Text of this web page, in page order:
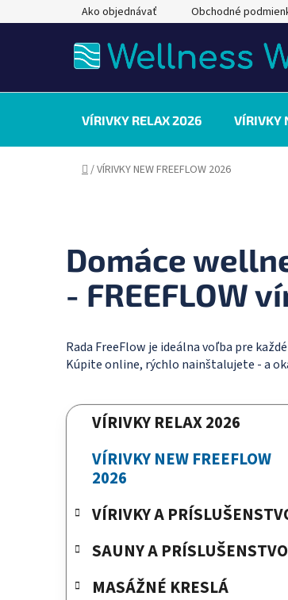
na
Ako objednávať Obchodné
VÍRIVKY RELAX 2026 VÍRIVKY
Domov
/VÍRIVKY NEW FREEFLOW 2026
Domáce
- FREEFLOW
Rada FreeFlow je ideálna voľba pre
Kúpite online, rýchlo nainštalujete - a
B
p
n
e
Preskočiť
kategórie
K
r
e
VÍRIVKY RELAX 2026
VÍRIVKY NEW FREEFLOW
2026
VÍRIVKY A
SAUNY A PRÍSLUŠENSTVO
MASÁŽNÉ KRESLÁ